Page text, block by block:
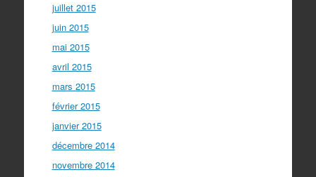
juillet 2015
juin 2015
mai 2015
avril 2015
mars 2015
février 2015
janvier 2015
décembre 2014
novembre 2014